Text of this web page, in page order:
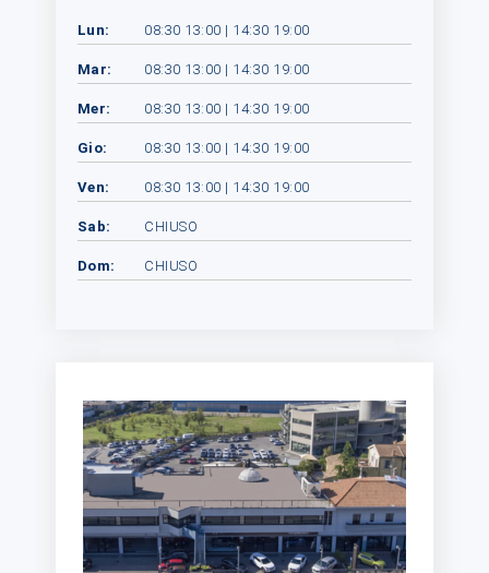
Lun: 08:30 13:00 | 14:30 19:00
Mar: 08:30 13:00 | 14:30 19:00
Mer: 08:30 13:00 | 14:30 19:00
Gio: 08:30 13:00 | 14:30 19:00
Ven: 08:30 13:00 | 14:30 19:00
Sab: CHIUSO
Dom: CHIUSO